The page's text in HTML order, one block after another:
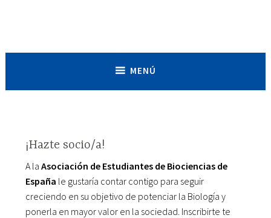
MENÚ
¡Hazte socio/a!
A la Asociación de Estudiantes de Biociencias de
España le gustaría contar contigo para seguir
creciendo en su objetivo de potenciar la Biología y
ponerla en mayor valor en la sociedad. Inscribirte te